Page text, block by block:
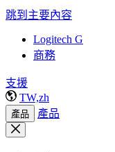
跳到主要內容
Logitech G
商務
支援
TW,zh
產品 產品